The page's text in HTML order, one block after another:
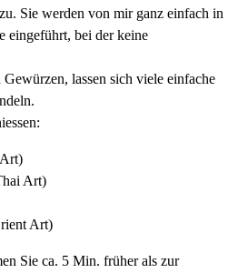
Sie werden von mir ganz einfach in
eingeführt, bei der keine
lassen sich viele einfache
Art)
Art)
Sie ca. 5 Min. früher als zur